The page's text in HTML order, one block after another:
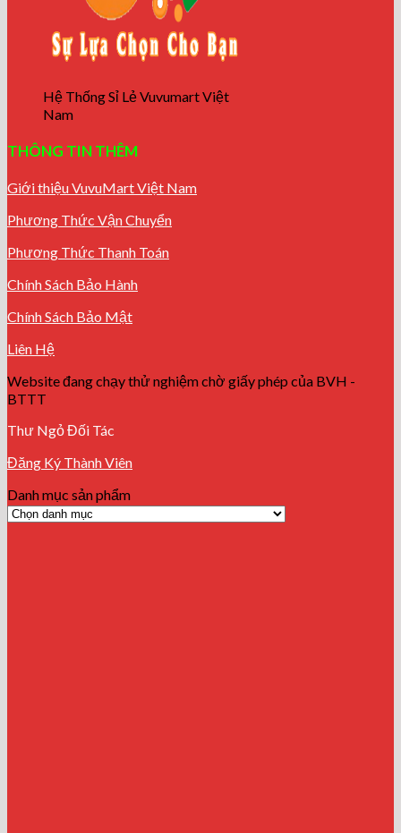
Hệ Thống Sỉ Lẻ Vuvumart Việt
Nam
THÔNG TIN THÊM
Giới thiệu VuvuMart Việt Nam
Phương Thức Vận Chuyển
Phương Thức Thanh Toán
Chính Sách Bảo Hành
Chính Sách Bảo Mật
Liên Hệ
Website đang chạy thử nghiệm chờ giấy phép của BVH -
BTTT
Thư Ngỏ Đối Tác
Đăng Ký Thành Viên
Danh mục sản phẩm